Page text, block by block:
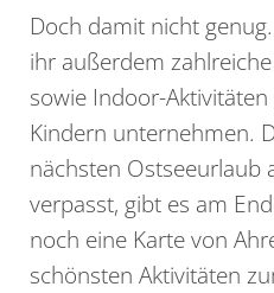
Doch damit nicht
ihr außerdem
sowie Indoor-
Kindern unternehmen.
nächsten Ostseeurlaub
verpasst, gibt es am
noch eine Karte von
schönsten Aktivitäten